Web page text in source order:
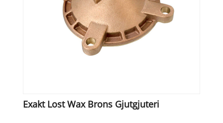
Exakt Lost Wax Brons Gjutgjuteri